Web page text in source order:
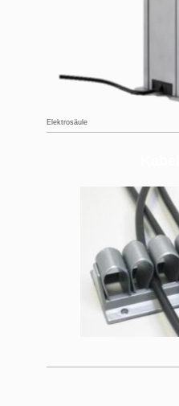
Elektrosäule